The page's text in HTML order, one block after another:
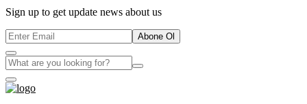
Sign up to get update news about us
Abone Ol